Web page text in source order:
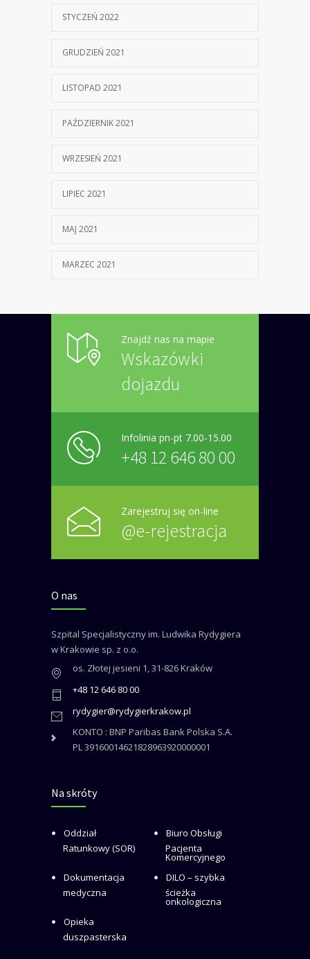
STYCZEŃ 2022
GRUDZIEŃ 2021
LISTOPAD 2021
PAŹDZIERNIK 2021
WRZESIEŃ 2021
LIPIEC 2021
MAJ 2021
MARZEC 2021
Znajdź nas na mapie
Wskazówki
dojazdu
Infolinia pn-pt 7.00-15.00
+48 12 646 80 00
Zarejestruj się on-line
@e-rejestracja
O nas
Szpital Specjalistyczny im. Ludwika Rydygiera
w Krakowie sp. z o.o.
os. Złotej jesieni 1, 31-826 Kraków
+48 12 646 80 00
rydygier@rydygierkrakow.pl
KONTO : BNP Paribas Bank Polska S.A.
PL 39160014621828963920000001
Na skróty
Oddział
Ratunkowy (SOR)
Biuro Obsługi
Pacjenta
Komercyjnego
Dokumentacja
medyczna
DILO – szybka
ścieżka
onkologiczna
Opieka
duszpasterska